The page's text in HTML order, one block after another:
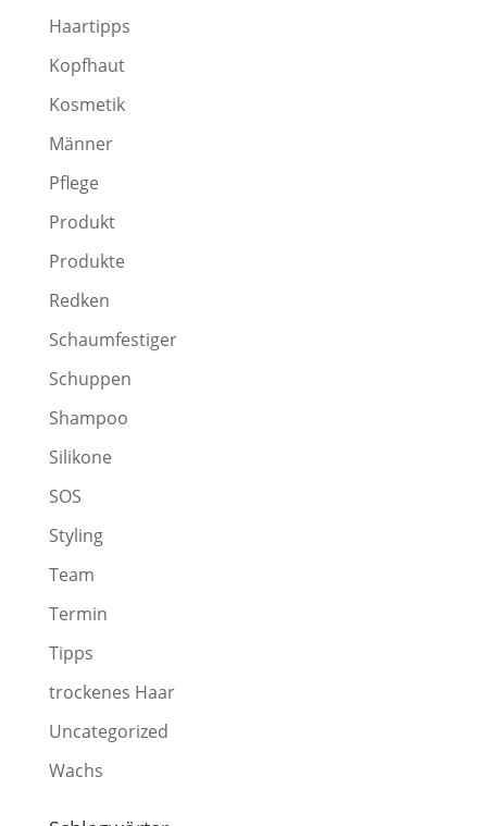
Haartipps
Kopfhaut
Kosmetik
Männer
Pflege
Produkt
Produkte
Redken
Schaumfestiger
Schuppen
Shampoo
Silikone
SOS
Styling
Team
Termin
Tipps
trockenes Haar
Uncategorized
Wachs